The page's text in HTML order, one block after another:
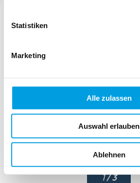
Statistiken
Marketing
Alle zulassen
Auswahl erlauben
Ablehnen
1/ 3